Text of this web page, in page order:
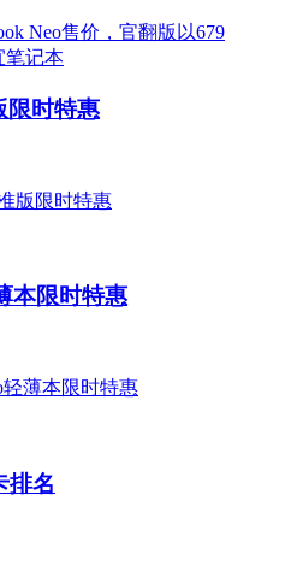
限时特惠
本限时特惠
排名